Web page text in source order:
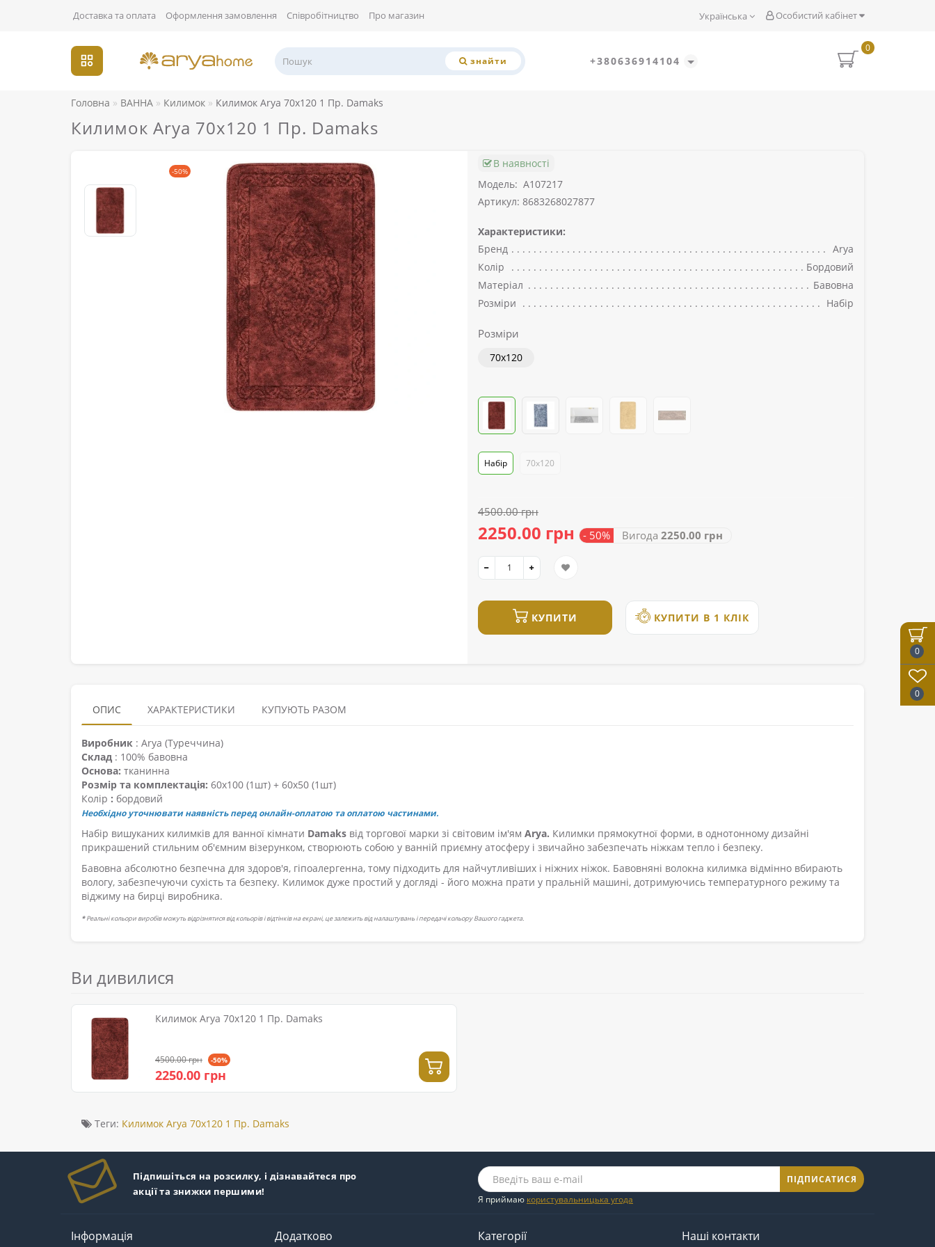
0
0
Особистий кабінет
Українська
Доставка та оплата Оформлення замовлення Співробітництво Про магазин
знайти +380636914104
0
Головна ВАННА Килимок Килимок Arya 70x120 1 Пр. Damaks
Килимок Arya 70x120 1 Пр. Damaks
-50%
В наявності
Модель: A107217
Артикул: 8683268027877
Характеристики:
Бренд
Arya
Колір
Бордовий
Матеріал
Бавовна
Розміри
Набір
Розміри
70x120
Набір 70x120
4500.00 грн
2250.00 грн - 50% Вигода 2250.00 грн
КУПИТИ КУПИТИ В 1 КЛІК
ОПИС ХАРАКТЕРИСТИКИ КУПУЮТЬ РАЗОМ
Виробник : Arya (Туреччина)
Склад : 100% бавовна
Основа: тканинна
Розмір та комплектація: 60х100 (1шт) + 60х50 (1шт)
Колір : бордовий
Необхідно уточнювати наявність перед онлайн-оплатою та оплатою частинами.
Набір вишуканих килимків для ванної кімнати Damaks від торгової марки зі світовим ім'ям Arya. Килимки прямокутної форми, в однотонному дизайні
прикрашений стильним об'ємним візерунком, створюють собою у ванній приємну атосферу і звичайно забезпечать ніжкам тепло і безпеку.
Бавовна абсолютно безпечна для здоров'я, гіпоалергенна, тому підходить для найчутливіших і ніжних ніжок. Бавовняні волокна килимка відмінно вбирають
вологу, забезпечуючи сухість та безпеку. Килимок дуже простий у догляді - його можна прати у пральній машині, дотримуючись температурного режиму та
віджиму на бирці виробника.
*Реальні кольори виробів можуть відрізнятися від кольорів і відтінків на екрані, це залежить від налаштувань і передачі кольору Вашого гаджета.
Ви дивилися
Килимок Arya 70x120 1 Пр. Damaks
4500.00 грн -50%
2250.00 грн
Теги: Килимок Arya 70x120 1 Пр. Damaks
Підпишіться на розсилку, і дізнавайтеся про
акції та знижки першими!
ПІДПИСАТИСЯ
Я приймаю користувальницька угода
Інформація Додатково Категорії Наші контакти